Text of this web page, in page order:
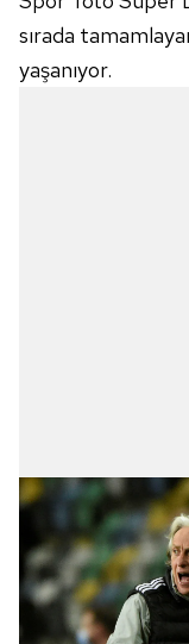
sırada
yaşanıyor.